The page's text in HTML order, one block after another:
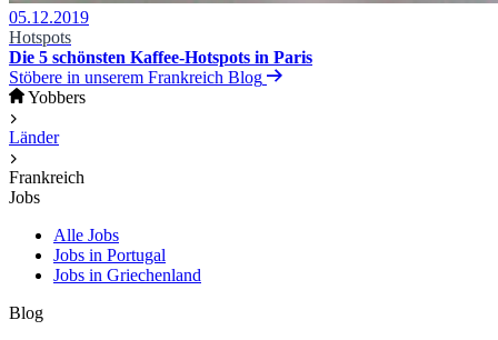
05.12.2019
Hotspots
Die 5 schönsten Kaffee-Hotspots in Paris
Stöbere in unserem Frankreich Blog
Yobbers
Länder
Frankreich
Jobs
Alle Jobs
Jobs in Portugal
Jobs in Griechenland
Blog